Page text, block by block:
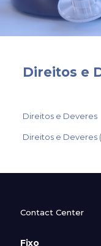
Direitos e
Direitos e Deveres
Direitos e Deveres
Contact Center
Fixo